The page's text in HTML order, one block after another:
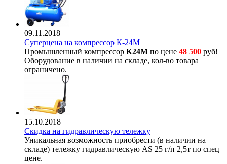
09.11.2018
Суперцена на компрессор К-24М
Промышленный компрессор К24М по цене 48 500 руб!
Оборудование в наличии на складе, кол-во товара
ограничено.
15.10.2018
Скидка на гидравлическую тележку
Уникальная возможность приобрести (в наличии на
складе) тележку гидравлическую AS 25 г/п 2,5т по спец
цене.